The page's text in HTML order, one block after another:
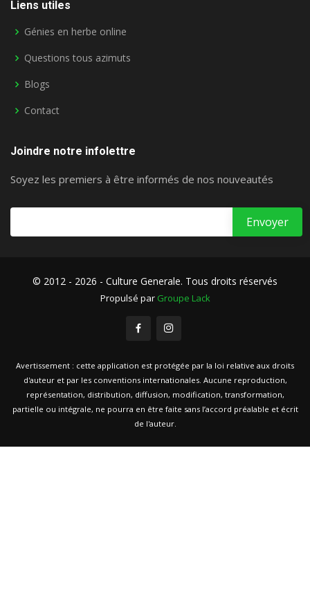
Liens utiles
Génies en herbe online
Questions tous azimuts
Blogs
Contact
Joindre notre infolettre
Soyez les premiers à être informés de nos nouveautés
© 2012 - 2026 - Culture Generale. Tous droits réservés
Propulsé par Groupe Lack
Avertissement : cette application est protégée par la loi relative aux droits
d'auteur et par les conventions internationales. Aucune reproduction,
représentation, distribution, diffusion, modification, transformation,
partielle ou intégrale, ne pourra en être faite sans l’accord préalable et écrit
de l'auteur.